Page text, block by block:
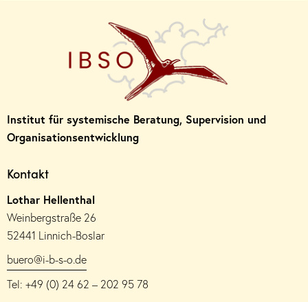
Institut für systemische Beratung, Supervision und
Organisationsentwicklung
Kontakt
Lothar Hellenthal
Weinbergstraße 26
52441 Linnich-Boslar
buero@i-b-s-o.de
Tel: +49 (0) 24 62 – 202 95 78